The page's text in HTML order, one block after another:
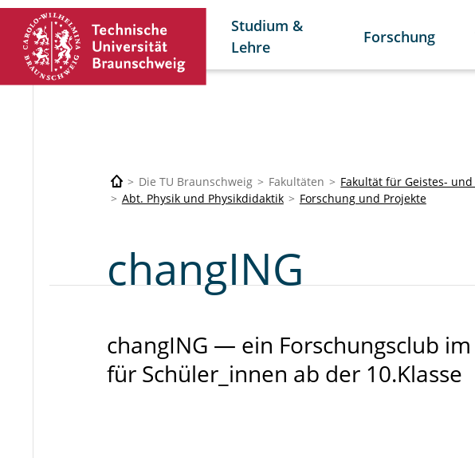
Studium &
Lehre
Forschung
Die TU Braunschweig Fakultäten Fakultät für Geistes-
Abt. Physik und Physikdidaktik
Forschung und Projekte
changING
changING — ein Forschungsclub im
für Schüler_innen ab der 10.Klasse